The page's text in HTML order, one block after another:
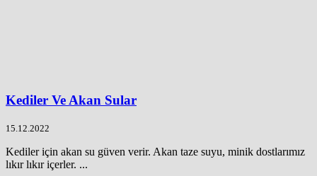
Kediler Ve Akan Sular
15.12.2022
Kediler için akan su güven verir. Akan taze suyu, minik dostlarımız
lıkır lıkır içerler. ...